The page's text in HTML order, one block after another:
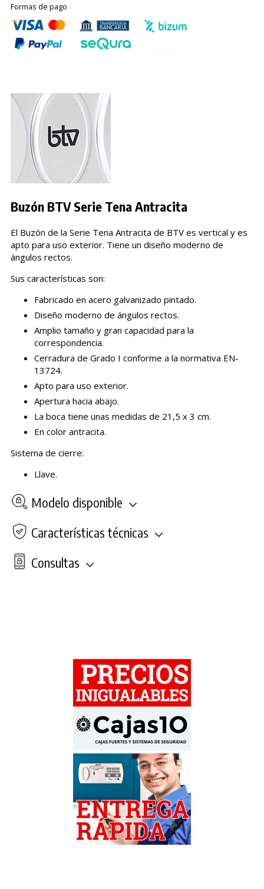
Formas de pago
Buzón BTV Serie Tena Antracita
El Buzón de la Serie Tena Antracita de BTV es vertical y es
apto para uso exterior. Tiene un diseño moderno de
ángulos rectos.
Sus características son:
Fabricado en acero galvanizado pintado.
Diseño moderno de ángulos rectos.
Amplio tamaño y gran capacidad para la
correspondencia.
Cerradura de Grado I conforme a la normativa EN-
13724.
Apto para uso exterior.
Apertura hacia abajo.
La boca tiene unas medidas de 21,5 x 3 cm.
En color antracita.
Sistema de cierre:
Llave.
Modelo disponible
Características técnicas
Consultas